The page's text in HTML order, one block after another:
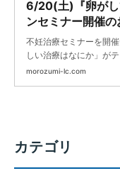
6/20(土)『卵がし
ンセミナー開催
レディースクリニ
不妊治療セミナーを開
しい治療はなにか」が
毎回テーマの異なる不
morozumi-lc.com
カテゴリ